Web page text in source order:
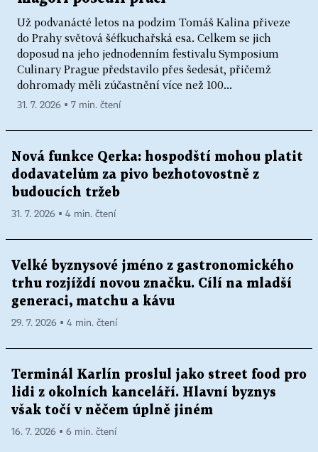
Už podvanácté letos na podzim Tomáš Kalina přiveze
do Prahy světová šéfkuchařská esa. Celkem se jich
doposud na jeho jednodenním festivalu Symposium
Culinary Prague představilo přes šedesát, přičemž
dohromady měli zúčastnění více než 100...
31. 7. 2026 ▪ 7 min. čtení
Nová funkce Qerka: hospodští mohou platit
dodavatelům za pivo bezhotovostně z
budoucích tržeb
31. 7. 2026 ▪ 4 min. čtení
Velké byznysové jméno z gastronomického
trhu rozjíždí novou značku. Cílí na mladší
generaci, matchu a kávu
29. 7. 2026 ▪ 4 min. čtení
Terminál Karlín proslul jako street food pro
lidi z okolních kanceláří. Hlavní byznys
však točí v něčem úplně jiném
16. 7. 2026 ▪ 6 min. čtení